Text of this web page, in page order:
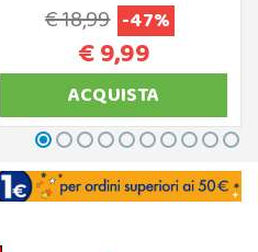
€ 18,99 -47%
€ 9,99
ACQUISTA